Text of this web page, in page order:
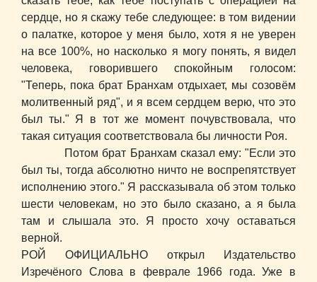
сердце, но я скажу тебе следующее: в том видении
о палатке, которое у меня было, хотя я не уверен
на все 100%, но насколько я могу понять, я видел
человека, говорившего спокойным голосом:
"Теперь, пока брат Бранхам отдыхает, мы созовём
молитвенный ряд", и я всем сердцем верю, что это
был ты." Я в тот же момент почувствовала, что
такая ситуация соответствовала бы личности Роя.
Потом брат Бранхам сказал ему: "Если это
был ты, тогда абсолютно ничто не воспрепятствует
исполнению этого." Я рассказывала об этом только
шести человекам, но это было сказано, а я была
там и слышала это. Я просто хочу оставаться
верной.
РОЙ ОФИЦИАЛЬНО открыл Издательство
Изречёного Слова в феврале 1966 года. Уже в